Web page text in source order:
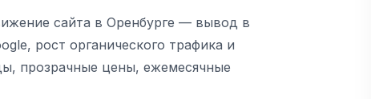
сайта в Оренбурге — вывод в
рост органического трафика и
прозрачные цены, ежемесячные